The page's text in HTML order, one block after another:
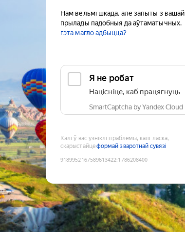
Нам вельмі шкада, але запыты з вашай
прылады падобныя да аўтаматычных.
гэта магло адбыцца?
Я не робат
Націсніце, каб працягнуць
SmartCaptcha by Yandex Cloud
Калі ў вас узніклі праблемы, калі ласка,
скарыстайцеформай зваротнай сувязі
9189952167589613422:1786208400